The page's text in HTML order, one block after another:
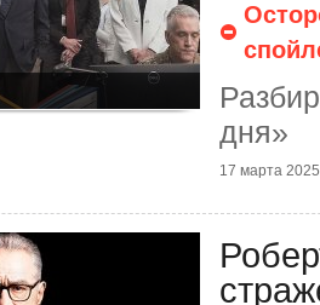
дня»
17 марта 2025